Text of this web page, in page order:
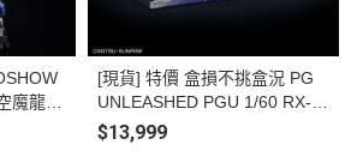
魔龍
[現貨] 特價 盒損不挑盒況 PG
UNLEASHED PGU 1/60 RX-9
3 ν鋼彈 Nu鋼 組裝模型 #5069
$13,999